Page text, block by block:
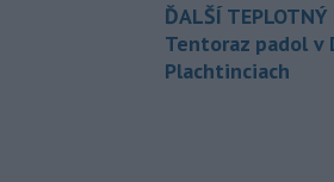
ĎALŠÍ TEPLOTNÝ
Tentoraz padol v
Plachtinciach